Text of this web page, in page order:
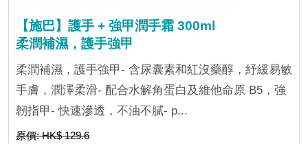
【施巴】護手 + 強甲潤手霜 300ml
柔潤補濕，護手強甲
柔潤補濕，護手強甲- 含尿囊素和紅沒藥醇，紓緩易敏
手膚，潤澤柔滑- 配合水解角蛋白及維他命原 B5，強
韌指甲- 快速滲透，不油不膩- p...
原價: HK$ 129.6